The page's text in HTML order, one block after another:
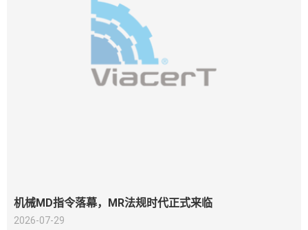
机械MD指令落幕，MR法规时代正式来临
2026-07-29